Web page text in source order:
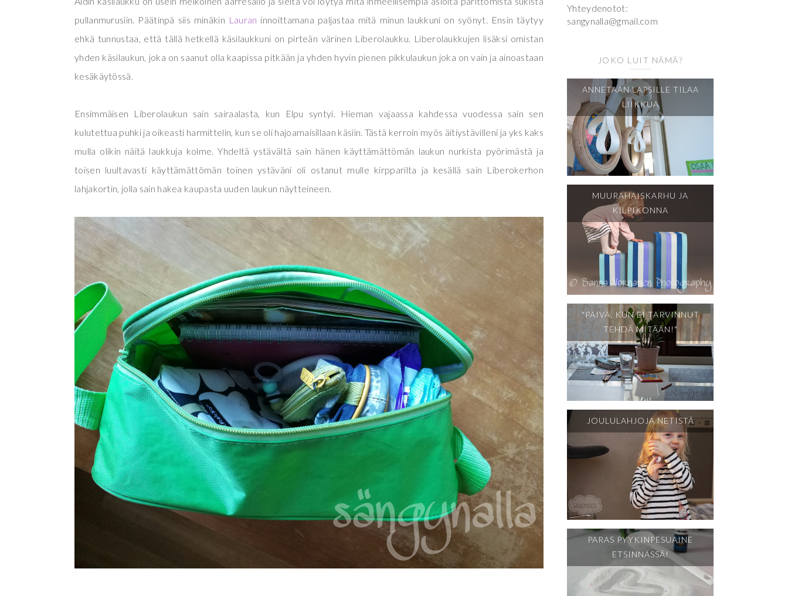
pullanmurusiin. Päätinpä siis minäkin Lauran innoittamana paljastaa mitä minun laukkuni on syönyt. Ensin täytyy
ehkä tunnustaa, että tällä hetkellä käsilaukkuni on pirteän värinen Liberolaukku. Liberolaukkujen lisäksi omistan
yhden käsilaukun, joka on saanut olla kaapissa pitkään ja yhden hyvin pienen pikkulaukun joka on vain ja ainoastaan
kesäkäytössä.
Ensimmäisen Liberolaukun sain sairaalasta, kun Elpu syntyi. Hieman vajaassa kahdessa vuodessa sain sen
kulutettua puhki ja oikeasti harmittelin, kun se oli hajoamaisillaan käsiin. Tästä kerroin myös äitiystävilleni ja yks kaks
mulla olikin näitä laukkuja kolme. Yhdeltä ystävältä sain hänen käyttämättömän laukun nurkista pyörimästä ja
toisen luultavasti käyttämättömän toinen ystäväni oli ostanut mulle kirpparilta ja kesällä sain Liberokerhon
lahjakortin, jolla sain hakea kaupasta uuden laukun näytteineen.
Yhteydenotot:
sangynalla@gmail.com
JOKO LUIT NÄMÄ?
ANNETAAN LAPSILLE TILAA
LIIKKUA
MUURAHAISKARHU JA
KILPIKONNA
"PÄIVÄ, KUN EI TARVINNUT
TEHDÄ MITÄÄN!"
JOULULAHJOJA NETISTÄ
PARAS PYYKINPESUAINE
ETSINNÄSSÄ!